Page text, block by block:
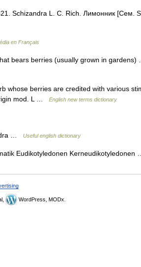
Schizandra L. С. Rich. Лимонник [Сем.
en Français
bears berries (usually grown in
whose berries are credited with various
mod. L …
English new terms dictionary
… Useful english dictionary
Eudikotyledonen
WordPress, MODx.